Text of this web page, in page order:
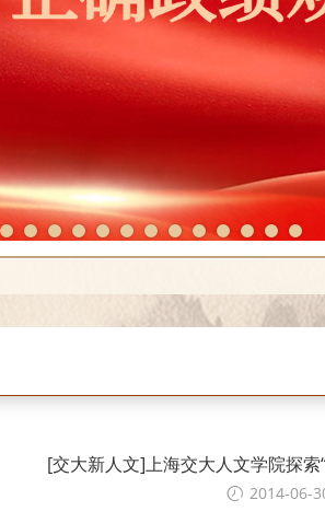
4 5 6 7 8 9 10 11 12 13 14
[交大新人文]上海交大人文学院探
2014-06-